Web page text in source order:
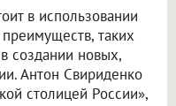
в использовании
таких
создании новых,
Антон Свириденко
столицей России»,